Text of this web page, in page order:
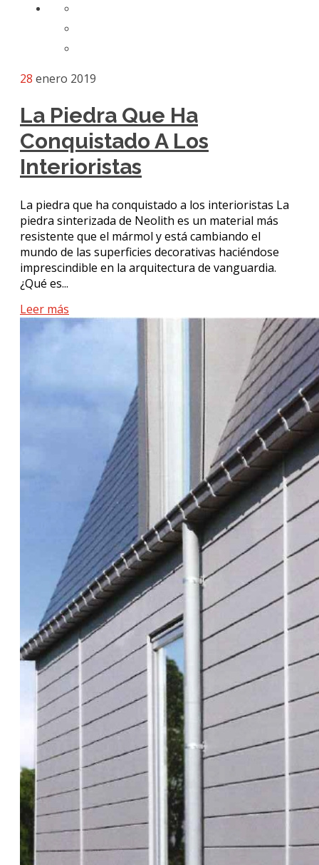
28 enero 2019
La Piedra Que Ha
Conquistado A Los
Interioristas
La piedra que ha conquistado a los interioristas La
piedra sinterizada de Neolith es un material más
resistente que el mármol y está cambiando el
mundo de las superficies decorativas haciéndose
imprescindible en la arquitectura de vanguardia.
¿Qué es...
Leer más